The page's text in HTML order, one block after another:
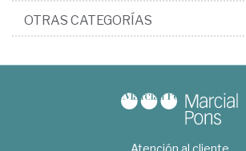
OTRAS CATEGORÍAS
Atención al cliente